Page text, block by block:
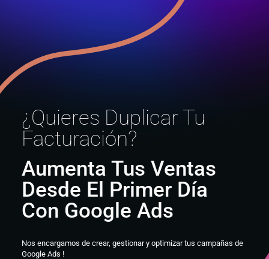
¿Quieres Duplicar Tu
Facturación?
Aumenta Tus Ventas
Desde El Primer Día
Con Google Ads
Nos encargamos de crear, gestionar y optimizar tus campañas de
Google Ads !